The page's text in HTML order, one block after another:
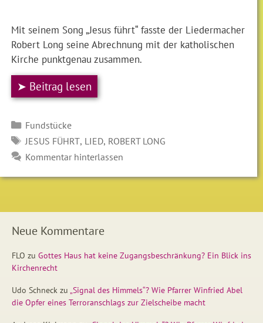
Mit seinem Song „Jesus führt“ fasste der Liedermacher
Robert Long seine Abrechnung mit der katholischen
Kirche punktgenau zusammen.
➤ Beitrag lesen
Kategorien
Fundstücke
SCHLAGWÖRTER
JESUS FÜHRT, LIED, ROBERT LONG
Kommentar hinterlassen
Neue Kommentare
FLO zu Gottes Haus hat keine Zugangsbeschränkung? Ein Blick ins
Kirchenrecht
Udo Schneck zu „Signal des Himmels“? Wie Pfarrer Winfried Abel
die Opfer eines Terroranschlags zur Zielscheibe macht